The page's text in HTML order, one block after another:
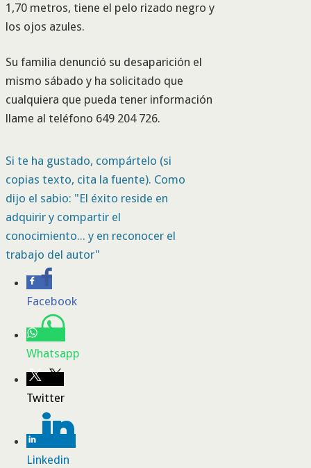
1,70 metros, tiene el pelo rizado negro y
los ojos azules.
Su familia denunció su desaparición el
mismo sábado y ha solicitado que
cualquiera que pueda tener información
llame al teléfono 649 204 726.
Si te ha gustado, compártelo (si
copias texto, cita la fuente). Como
dijo el sabio: "El éxito reside en
adquirir y compartir el
conocimiento... y en reconocer el
trabajo del autor"
Facebook
Whatsapp
Twitter
Linkedin